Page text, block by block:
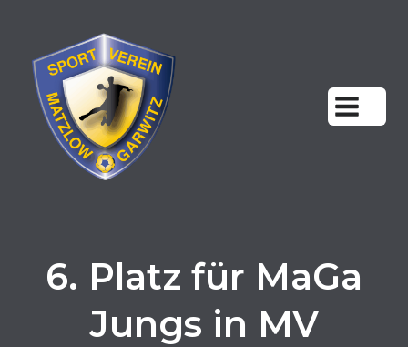
springen
6. Platz für MaGa
Jungs in MV